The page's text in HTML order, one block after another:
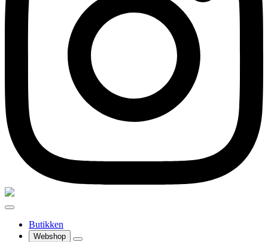
Butikken
Webshop